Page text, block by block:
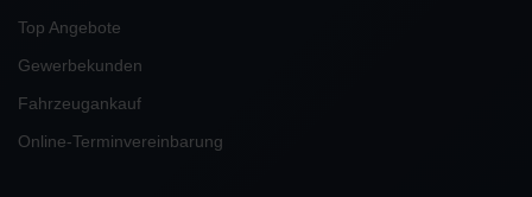
Top Angebote
Gewerbekunden
Fahrzeugankauf
Online-Terminvereinbarung